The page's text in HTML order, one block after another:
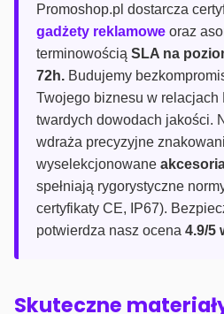
Promoshop.pl dostarcza
gadżety reklamowe oraz
terminowością SLA na
72h. Budujemy
Twojego biznesu w relacjach
twardych dowodach jakości.
wdraża precyzyjne
wyselekcjonowane
spełniają rygorystyczne
certyfikaty CE, IP67).
potwierdza nasz ocena 4.9/5
Skuteczne